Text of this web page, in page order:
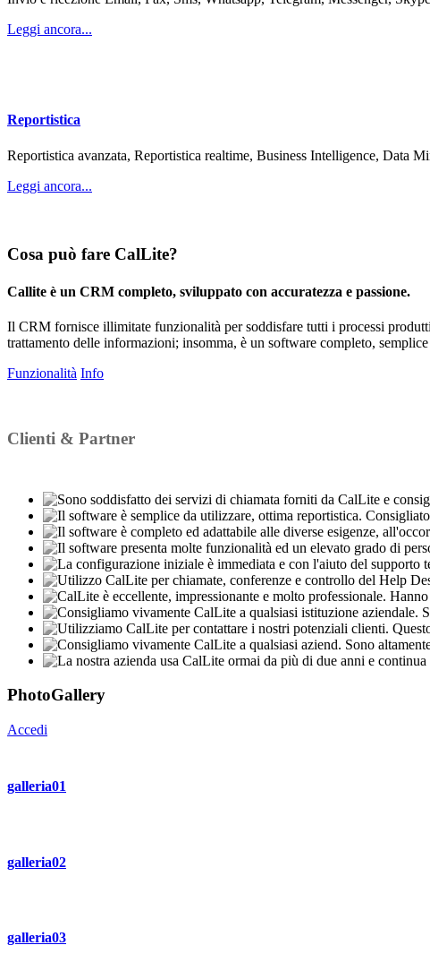
Leggi ancora...
Reportistica
Reportistica avanzata, Reportistica realtime, Business Intelligence, Data
Leggi ancora...
Cosa può fare CalLite?
Callite è un CRM completo, sviluppato con accuratezza e passione.
Il CRM fornisce illimitate funzionalità per soddisfare tutti i processi
trattamento delle informazioni; insomma, è un software completo,
Funzionalità Info
Clienti & Partner
PhotoGallery
Accedi
galleria01
galleria02
galleria03